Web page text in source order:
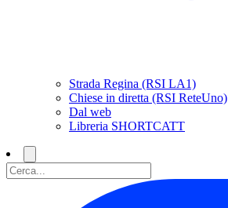
Strada Regina (RSI LA1)
Chiese in diretta (RSI ReteUno)
Dal web
Libreria SHORTCATT